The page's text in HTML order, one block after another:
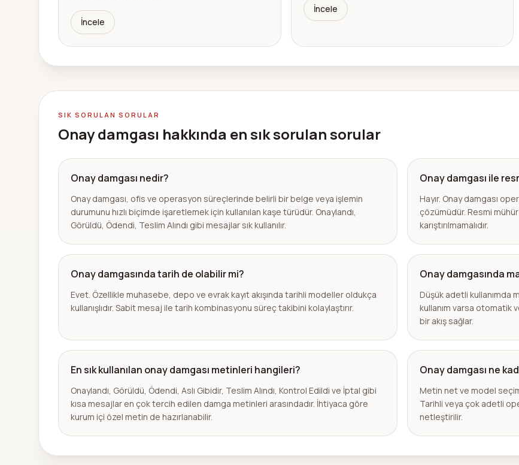
İncele
İncele
SIK SORULAN SORULAR
Onay damgası hakkında en sık sorulan sorular
Onay damgası nedir?
Onay damgası, ofis ve operasyon süreçlerinde belirli bir belge veya işlemin
durumunu hızlı biçimde işaretlemek için kullanılan kaşe türüdür. Onaylandı,
Görüldü, Ödendi, Teslim Alındı gibi mesajlar sık kullanılır.
Onay damgası ile
Hayır. Onay damgası
çözümüdür. Resmi
karıştırılmamalıdır.
Onay damgasında tarih de olabilir mi?
Evet. Özellikle muhasebe, depo ve evrak kayıt akışında tarihli modeller oldukça
kullanışlıdır. Sabit mesaj ile tarih kombinasyonu süreç takibini kolaylaştırır.
Onay damgasında
Düşük adetli kullanımda
kullanım varsa otomatik
bir akış sağlar.
En sık kullanılan onay damgası metinleri hangileri?
Onaylandı, Görüldü, Ödendi, Aslı Gibidir, Teslim Alındı, Kontrol Edildi ve İptal gibi
kısa mesajlar en çok tercih edilen damga metinleri arasındadır. İhtiyaca göre
kurum içi özel metin de hazırlanabilir.
Onay damgası ne
Metin net ve model
Tarihli veya çok adetli
netleştirilir.